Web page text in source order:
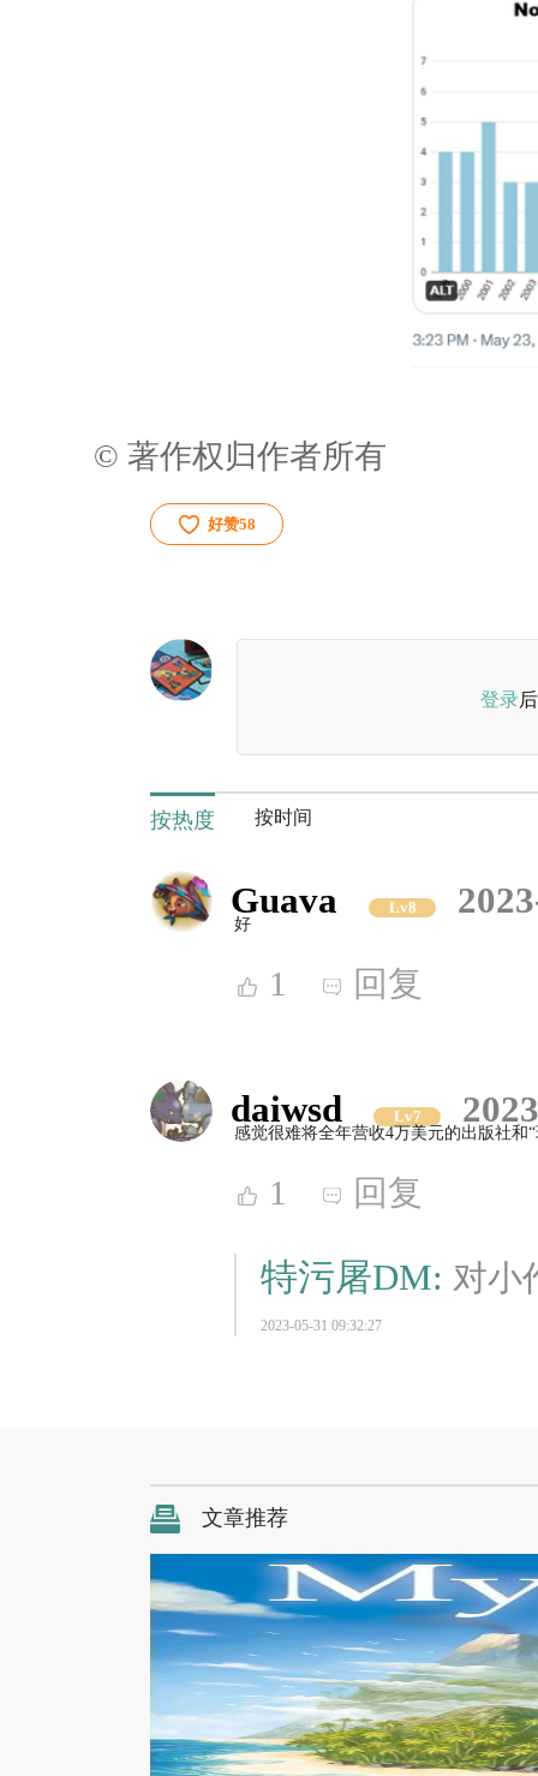
© 著作权归作者所有
好赞58
登录
按热度 按时间
Guava Lv8
好
1 回复
daiwsd Lv7
感觉很难将全年营收4万美元的出版社和
1 回复
特污屠DM: 对小
2023-05-31 09:32:27
文章推荐